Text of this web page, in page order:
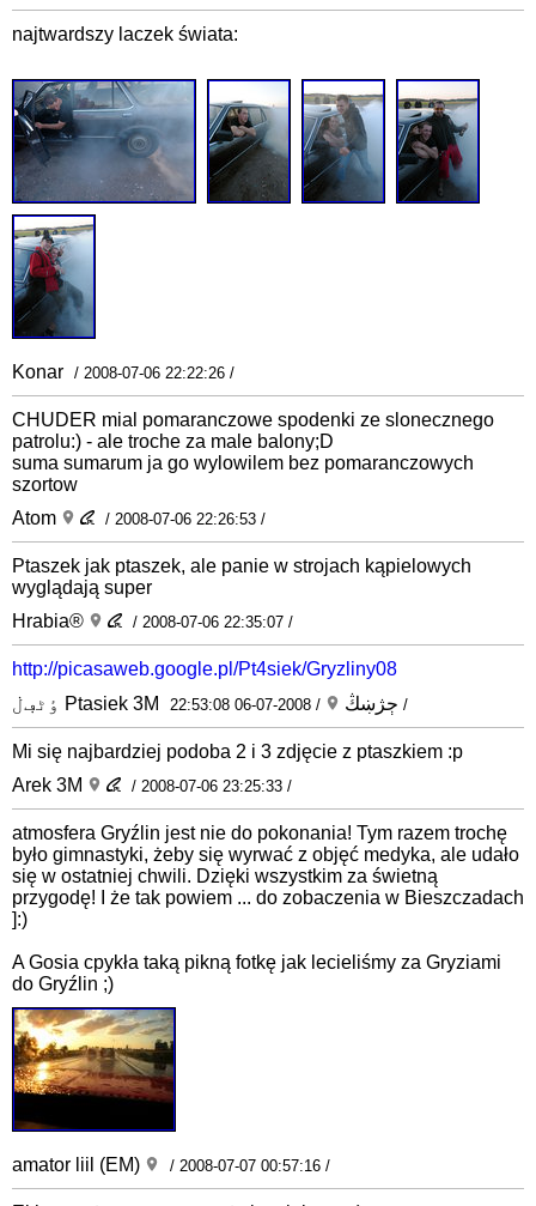
najtwardszy laczek świata:
Konar / 2008-07-06 22:22:26 /
CHUDER mial pomaranczowe spodenki ze slonecznego
patrolu:) - ale troche za male balony;D
suma sumarum ja go wylowilem bez pomaranczowych
szortow
Atom
/ 2008-07-06 22:26:53 /
Ptaszek jak ptaszek, ale panie w strojach kąpielowych
wyglądają super
Hrabia®
/ 2008-07-06 22:35:07 /
http://picasaweb.google.pl/Pt4siek/Gryzliny08
ٶٹڢڶ Ptasiek 3M ڄژښڭ / 2008-07-06 22:53:08 /
Mi się najbardziej podoba 2 i 3 zdjęcie z ptaszkiem :p
Arek 3M
/ 2008-07-06 23:25:33 /
atmosfera Gryźlin jest nie do pokonania! Tym razem trochę
było gimnastyki, żeby się wyrwać z objęć medyka, ale udało
się w ostatniej chwili. Dzięki wszystkim za świetną
przygodę! I że tak powiem ... do zobaczenia w Bieszczadach
]:)
A Gosia cpykła taką pikną fotkę jak lecieliśmy za Gryziami
do Gryźlin ;)
amator liil (EM) / 2008-07-07 00:57:16 /